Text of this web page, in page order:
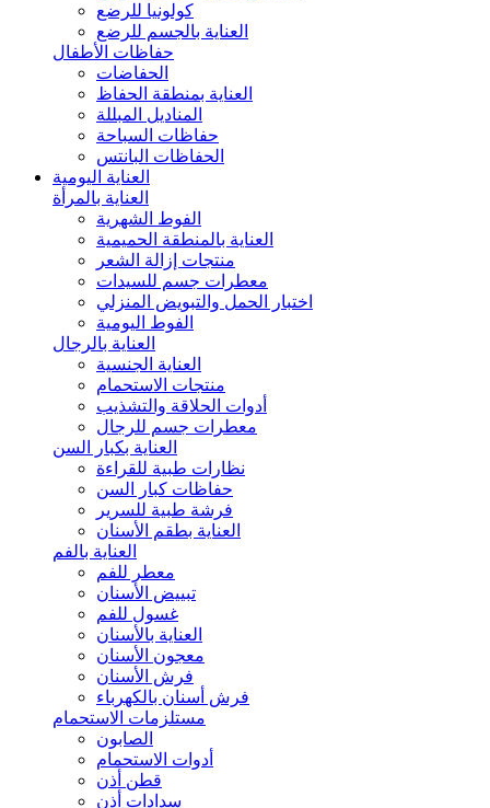
كولونيا للرضع
العناية بالجسم للرضع
حفاظات الأطفال
الحفاضات
العناية بمنطقة الحفاظ
المناديل المبللة
حفاظات السباحة
الحفاظات البانتس
العناية اليومية
العناية بالمرأة
الفوط الشهرية
العناية بالمنطقة الحميمية
منتجات إزالة الشعر
معطرات جسم للسيدات
اختبار الحمل والتبويض المنزلي
الفوط اليومية
العناية بالرجال
العناية الجنسية
منتجات الاستحمام
أدوات الحلاقة والتشذيب
معطرات جسم للرجال
العناية بكبار السن
نظارات طبية للقراءة
حفاظات كبار السن
فرشة طبية للسرير
العناية بطقم الأسنان
العناية بالفم
معطر للفم
تبييض الأسنان
غسول للفم
العناية بالأسنان
معجون الأسنان
فرش الأسنان
فرش أسنان بالكهرباء
مستلزمات الاستحمام
الصابون
أدوات الاستحمام
قطن أذن
سدادات أذن